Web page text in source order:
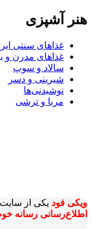
هنر آشپزی
غذاهای سنتی
غذاهای مدرن و
سالاد و سوپ
شیرینی و دسر
نوشیدنی‌ها
مربا و ترشی
ویکی‌ فود یکی از
اطلاع‌رسانی رسانه